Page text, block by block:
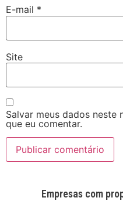
E-mail *
Site
Salvar meus dados neste
que eu comentar.
Empresas com